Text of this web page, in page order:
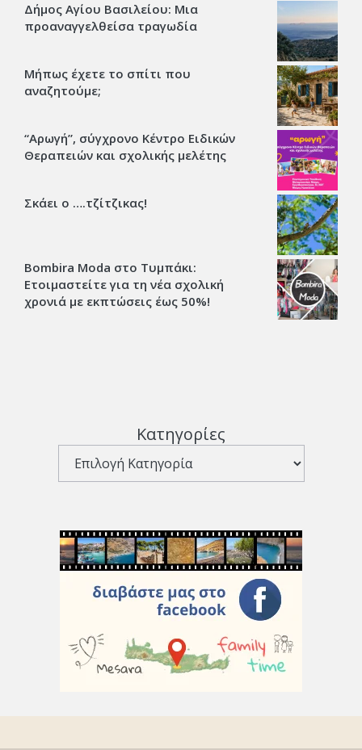
Δήμος Αγίου Βασιλείου: Μια
προαναγγελθείσα τραγωδία
Μήπως έχετε το σπίτι που
αναζητούμε;
“Αρωγή”, σύγχρονο Κέντρο Ειδικών
Θεραπειών και σχολικής μελέτης
Σκάει ο ….τζίτζικας!
Bombira Moda στο Τυμπάκι:
Ετοιμαστείτε για τη νέα σχολική
χρονιά με εκπτώσεις έως 50%!
Κατηγορίες